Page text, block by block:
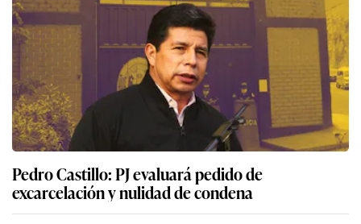
Pedro Castillo: PJ evaluará pedido de
excarcelación y nulidad de condena